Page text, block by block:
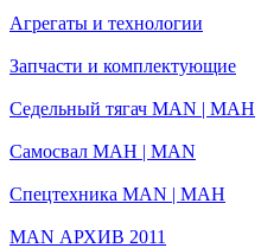
Агрегаты и технологии
Запчасти и комплектующие
Седельный тягач MAN | МАН
Самосвал МАН | MAN
Спецтехника MAN | МАН
MAN АРХИВ 2011